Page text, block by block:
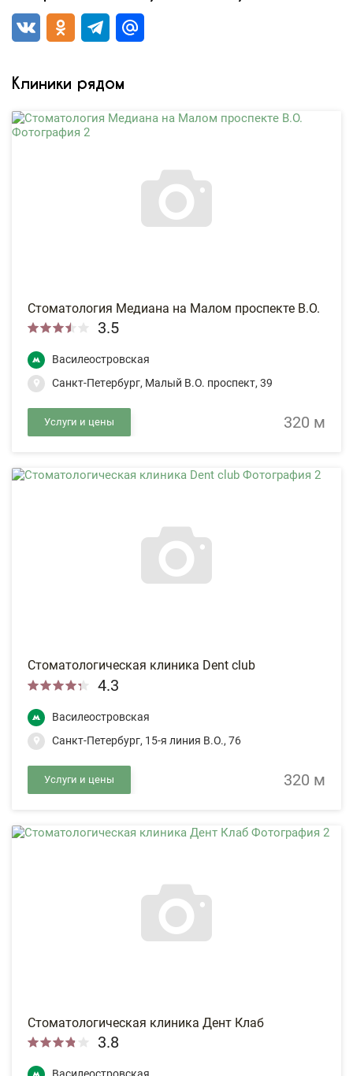
Клиники рядом
Стоматология Медиана на Малом проспекте В.О.
3.5
Василеостровская
Санкт-Петербург, Малый В.О. проспект, 39
Услуги и цены 320 м
Стоматологическая клиника Dent club
4.3
Василеостровская
Санкт-Петербург, 15-я линия В.О., 76
Услуги и цены 320 м
Стоматологическая клиника Дент Клаб
3.8